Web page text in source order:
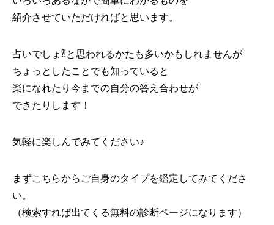
紹介させていただければと思います。
占いでしょ⁈と思われるかたも多いかもしれませんが
ちょっとしたことでも知っていると
楽になれたり今までの自分の答え合わせが
できたりします！
気軽に楽しんでみてください♪
まずこちらからご自身のタイプを鑑定してみてくださ
い。
（検索すれば出てくる無料の診断ページになります）